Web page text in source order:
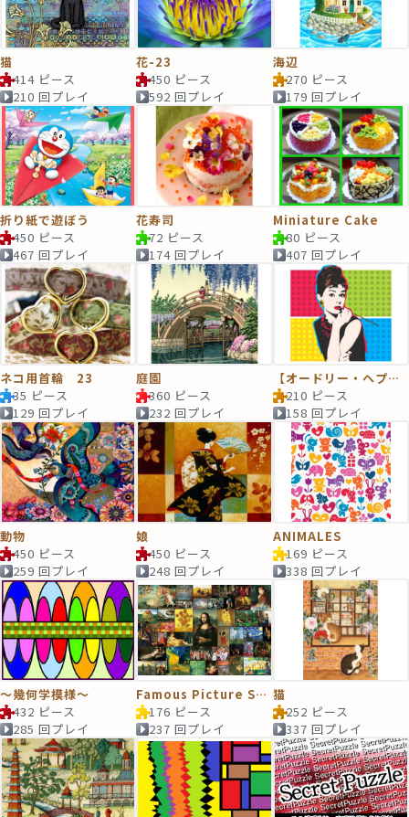
猫
414 ピース
210 回プレイ
花-23
450 ピース
592 回プレイ
海辺
270 ピース
179 回プレイ
折り紙で遊ぼう
450 ピース
467 回プレイ
花寿司
72 ピース
174 回プレイ
Miniature Cake
80 ピース
407 回プレイ
ネコ用首輪 23
35 ピース
129 回プレイ
庭園
360 ピース
232 回プレイ
【オードリー・ヘプバーン】
210 ピース
158 回プレイ
動物
450 ピース
259 回プレイ
娘
450 ピース
248 回プレイ
ANIMALES
169 ピース
338 回プレイ
～幾何学模様～
432 ピース
285 回プレイ
Famous Picture Selection
176 ピース
237 回プレイ
猫
252 ピース
337 回プレイ